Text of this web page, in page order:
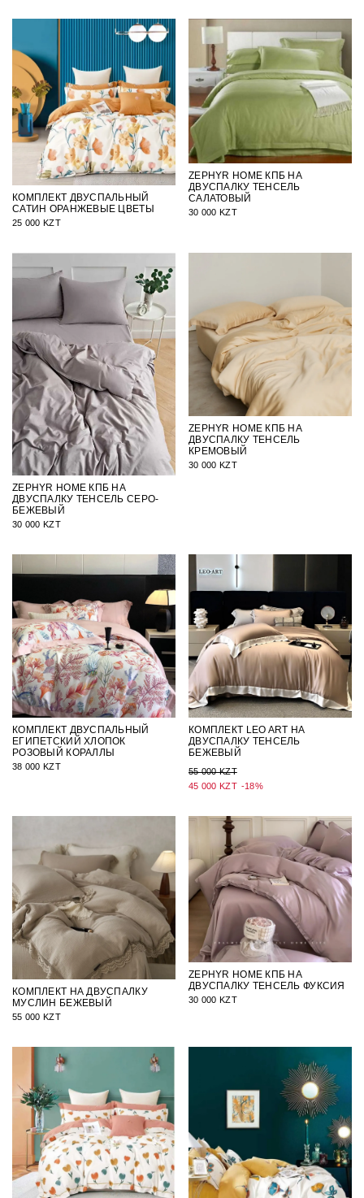
КОМПЛЕКТ ДВУСПАЛЬНЫЙ
САТИН ОРАНЖЕВЫЕ ЦВЕТЫ
25 000 KZT
ZEPHYR HOME КПБ НА
ДВУСПАЛКУ ТЕНСЕЛЬ
САЛАТОВЫЙ
30 000 KZT
ZEPHYR HOME КПБ НА
ДВУСПАЛКУ ТЕНСЕЛЬ СЕРО-
БЕЖЕВЫЙ
30 000 KZT
ZEPHYR HOME КПБ НА
ДВУСПАЛКУ ТЕНСЕЛЬ
КРЕМОВЫЙ
30 000 KZT
КОМПЛЕКТ ДВУСПАЛЬНЫЙ
ЕГИПЕТСКИЙ ХЛОПОК
РОЗОВЫЙ КОРАЛЛЫ
38 000 KZT
КОМПЛЕКТ LEO ART НА
ДВУСПАЛКУ ТЕНСЕЛЬ
БЕЖЕВЫЙ
55 000 KZT
45 000 KZT -18%
КОМПЛЕКТ НА ДВУСПАЛКУ
МУСЛИН БЕЖЕВЫЙ
55 000 KZT
ZEPHYR HOME КПБ НА
ДВУСПАЛКУ ТЕНСЕЛЬ ФУКСИЯ
30 000 KZT